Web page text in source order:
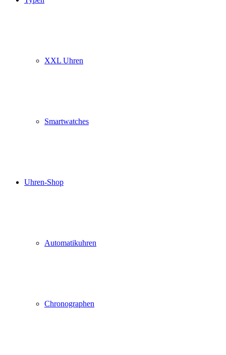
XXL Uhren
Smartwatches
Uhren-Shop
Automatikuhren
Chronographen